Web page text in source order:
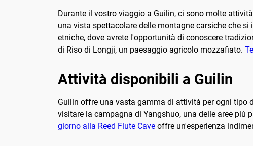
Durante il vostro viaggio a Guilin, ci sono molte
una vista spettacolare delle montagne carsiche che
etniche, dove avrete l'opportunità di conoscere
di Riso di Longji, un paesaggio agricolo mozzafiato.
Attività disponibili a Guilin
Guilin offre una vasta gamma di attività per ogni tipo
visitare la campagna di Yangshuo, una delle aree più
giorno alla Reed Flute Cave offre un'esperienza